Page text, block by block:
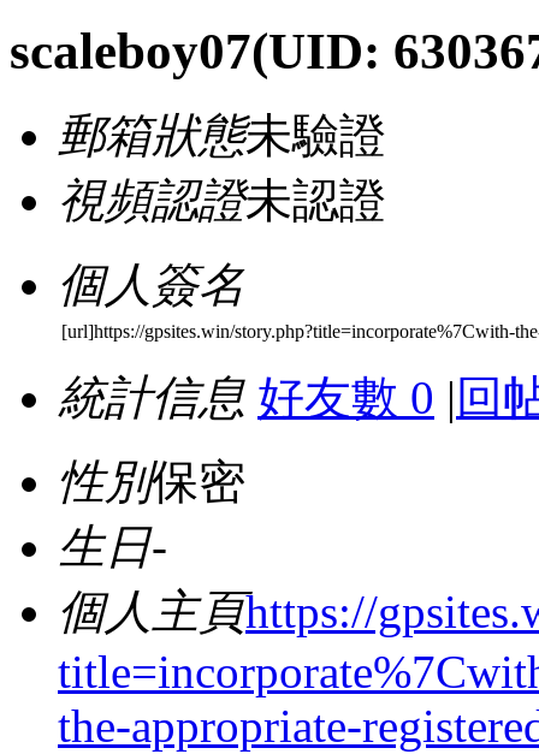
scaleboy07(UID:
郵箱狀態未驗證
視頻認證未認證
個人簽名
[url]https://gpsites.win/story.php?title=incorporate%7Cwith-
統計信息 好友數 0 | 回
性別保密
生日-
個人主頁https://
the-appropriate-